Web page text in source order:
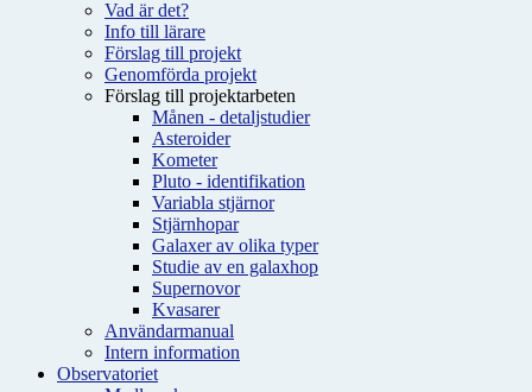
Vad är det?
Info till lärare
Förslag till projekt
Genomförda projekt
Förslag till projektarbeten
Månen - detaljstudier
Asteroider
Kometer
Pluto - identifikation
Variabla stjärnor
Stjärnhopar
Galaxer av olika typer
Studie av en galaxhop
Supernovor
Kvasarer
Användarmanual
Intern information
Observatoriet